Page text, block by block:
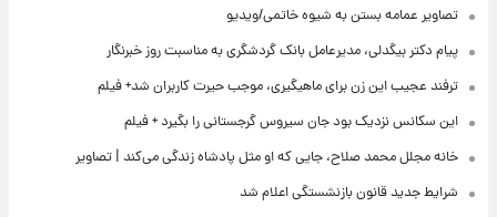
تصاویر عمامه بستن به شیوه خاتمی/ویدیو
پیام دکتر بیگدلی، مدیرعامل بانک گردشگری به مناسبت روز خبرنگار
ترفند عجیب این زن برای ماهیگیری، موجب حیرت کاربران شد+ فیلم
این سکانس نزدیک بود جان سیروس گرجستانی را بگیرد + فیلم
خانه مجلل محمد صلاح، جایی که او مثل پادشاه زندگی می‌کند | تصاویر
شرایط جدید قانون بازنشستگی اعلام شد